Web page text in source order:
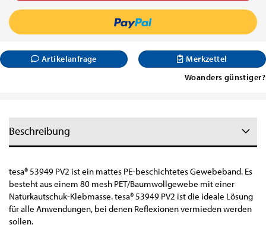
Artikelanfrage
Merkzettel
Woanders günstiger?
Beschreibung
tesa® 53949 PV2 ist ein mattes PE-beschichtetes Gewebeband. Es
besteht aus einem 80 mesh PET/Baumwollgewebe mit einer
Naturkautschuk-Klebmasse. tesa® 53949 PV2 ist die ideale Lösung
für alle Anwendungen, bei denen Reflexionen vermieden werden
sollen.